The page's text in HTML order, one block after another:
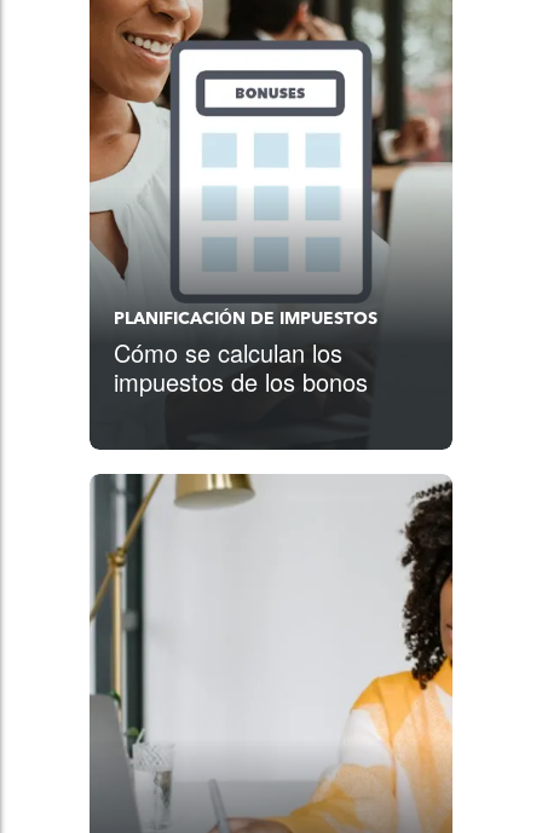
PLANIFICACIÓN DE IMPUESTOS
Cómo se calculan los
impuestos de los bonos